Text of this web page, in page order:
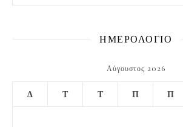
ΗΜΕΡΟΛΟΓΙΟ
Αύγουστος 2026
Δ Τ Τ Π Π